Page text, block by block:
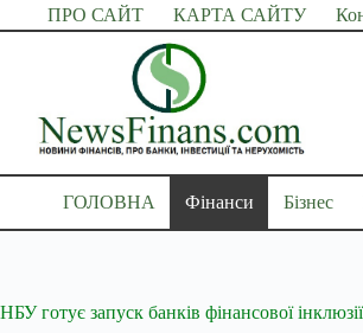
Перейти
до
ПРО САЙТ КАРТА САЙТУ
ГОЛОВНА Фінанси Бізнес
НБУ готує запуск банків фінансової